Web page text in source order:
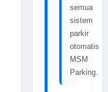
semua
sistem
parkir
otomatis
MSM
Parking.